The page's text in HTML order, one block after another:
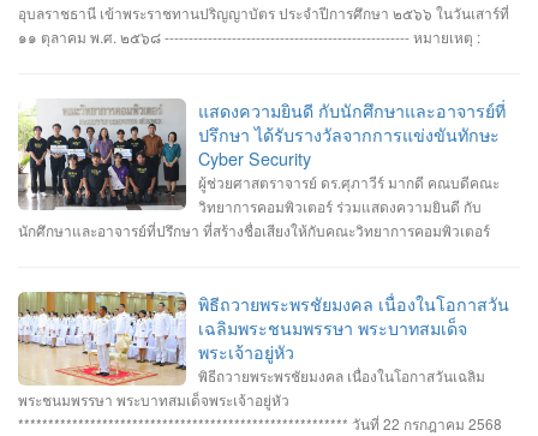
อุบลราชธานี เข้าพระราชทานปริญญาบัตร ประจำปีการศึกษา ๒๕๖๖ ในวันเสาร์ที่
๑๑ ตุลาคม พ.ศ. ๒๕๖๘ --------------------------------------------------- หมายเหตุ :
แสดงความยินดี กับนักศึกษาและอาจารย์ที่
ปรึกษา ได้รับรางวัลจากการแข่งขันทักษะ
Cyber Security
ผู้ช่วยศาสตราจารย์ ดร.ศุภาวีร์ มากดี คณบดีคณะ
วิทยาการคอมพิวเตอร์ ร่วมแสดงความยินดี กับ
นักศึกษาและอาจารย์ที่ปรึกษา ที่สร้างชื่อเสียงให้กับคณะวิทยาการคอมพิวเตอร์
ปลอดภัยทางไซเบอร์ IT RERU CYBER HACKATHON#1 2025 ภายใต้โครงการ
“เปิดโลกวิชาการ 25 ปี มหาวิทยาลัยราชภัฏร้อยเอ็ด” วันที่ 7-8 กรกฎาคม 2568 รุ่น
Senior #รางวัลชนะเลิศ ทีม Don’t know Everything นายชัยวัฒน์ ชัยฤทธิ์ นาย
อาทิตย์ สายกนก นายสุริยา ขันทา ทำคะแนนได้สูงสุด 2260 คะแนน #รางวัลรอง
ชนะเลิศอันดับที่_1 ทีม MVP นายอัมรินทร์ จำปาหอม นายนวพงษ์ ธรรมสัตย์ นายวี
รพงษ์ โสระธิ ทำคะแนนได้ 1310 คะแนน #รางวัลรองชนะเลิศอันดับที่_2 ทีม
พิธีถวายพระพรชัยมงคล เนื่องในโอกาสวัน
เฉลิมพระชนมพรรษา พระบาทสมเด็จ
พระเจ้าอยู่หัว
พิธีถวายพระพรชัยมงคล เนื่องในโอกาสวันเฉลิม
พระชนมพรรษา พระบาทสมเด็จพระเจ้าอยู่หัว
******************************************************* วันที่ 22 กรกฎาคม 2568